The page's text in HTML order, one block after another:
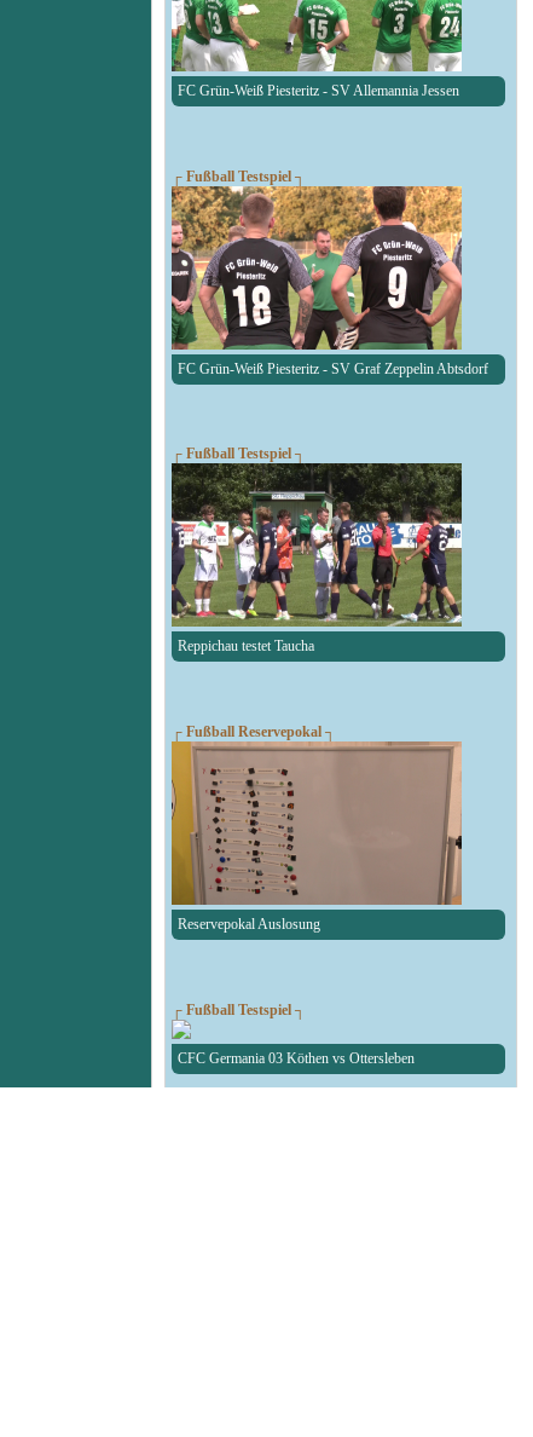
FC Grün-Weiß Piesteritz - SV Allemannia Jessen
┌ Fußball Testspiel ┐
FC Grün-Weiß Piesteritz - SV Graf Zeppelin Abtsdorf
┌ Fußball Testspiel ┐
Reppichau testet Taucha
┌ Fußball Reservepokal ┐
Reservepokal Auslosung
┌ Fußball Testspiel ┐
CFC Germania 03 Köthen vs Ottersleben